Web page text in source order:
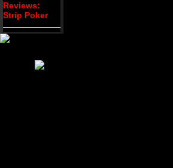
Reviews:
Strip Poker